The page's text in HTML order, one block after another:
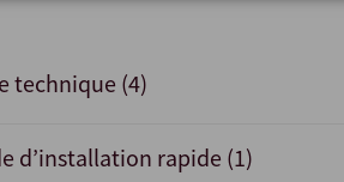
technique (4)
d’installation rapide (1)